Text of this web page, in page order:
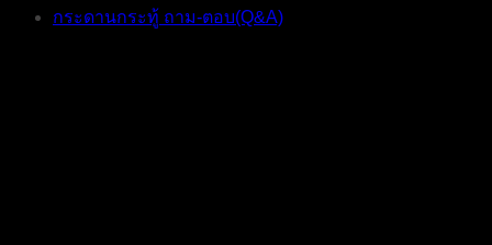
กระดานกระทู้ ถาม-ตอบ(Q&A)